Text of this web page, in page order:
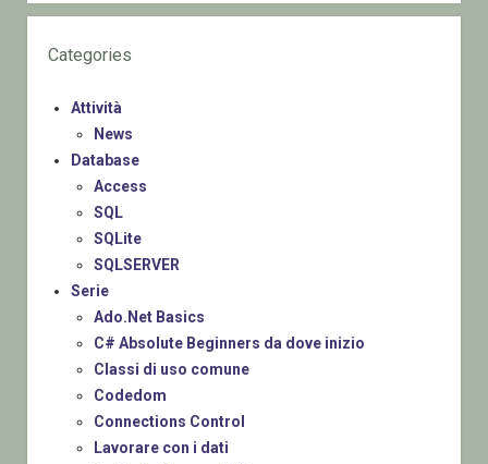
Categories
Attività
News
Database
Access
SQL
SQLite
SQLSERVER
Serie
Ado.Net Basics
C# Absolute Beginners da dove inizio
Classi di uso comune
Codedom
Connections Control
Lavorare con i dati